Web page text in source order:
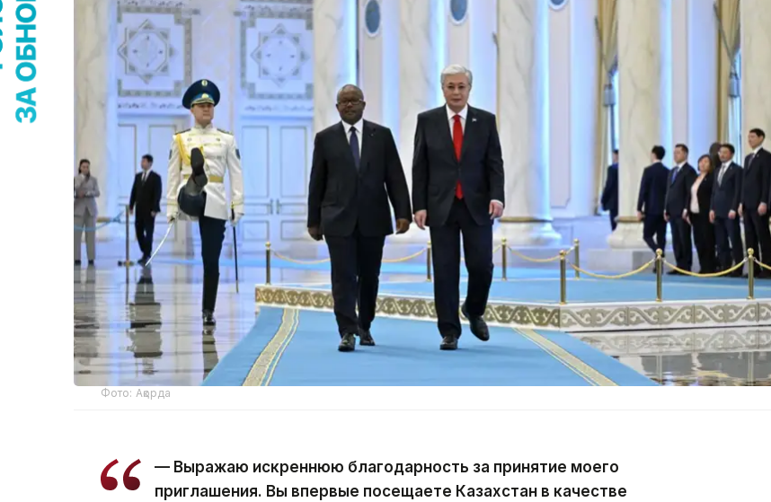
Фото: Ақорда
— Выражаю искреннюю благодарность за принятие моего
приглашения. Вы впервые посещаете Казахстан в качестве